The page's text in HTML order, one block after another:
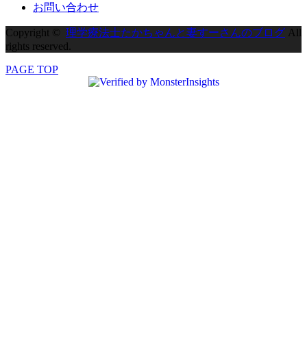
お問い合わせ
Copyright © 理学療法士たかちゃんと妻すーさんのブログ All
rights reserved.
PAGE TOP